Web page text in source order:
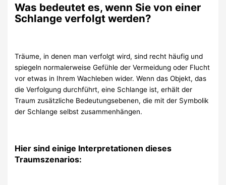
Was bedeutet es, wenn Sie von einer
Schlange verfolgt werden?
Träume, in denen man verfolgt wird, sind recht häufig und
spiegeln normalerweise Gefühle der Vermeidung oder Flucht
vor etwas in Ihrem Wachleben wider. Wenn das Objekt, das
die Verfolgung durchführt, eine Schlange ist, erhält der
Traum zusätzliche Bedeutungsebenen, die mit der Symbolik
der Schlange selbst zusammenhängen.
Hier sind einige Interpretationen dieses
Traumszenarios: